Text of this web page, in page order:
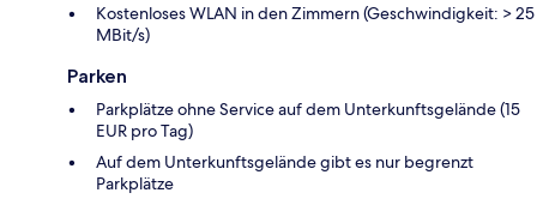
Kostenloses WLAN in den Zimmern (Geschwindigkeit: > 25
MBit/s)
Parken
Parkplätze ohne Service auf dem Unterkunftsgelände (15
EUR pro Tag)
Auf dem Unterkunftsgelände gibt es nur begrenzt
Parkplätze